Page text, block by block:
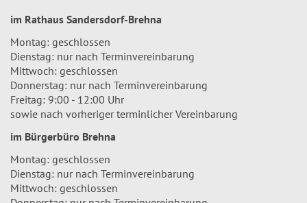
im Rathaus Sandersdorf-Brehna
Montag: geschlossen
Dienstag: nur nach Terminvereinbarung
Mittwoch: geschlossen
Donnerstag: nur nach Terminvereinbarung
Freitag: 9:00 - 12:00 Uhr
sowie nach vorheriger terminlicher Vereinbarung
im Bürgerbüro Brehna
Montag: geschlossen
Dienstag: nur nach Terminvereinbarung
Mittwoch: geschlossen